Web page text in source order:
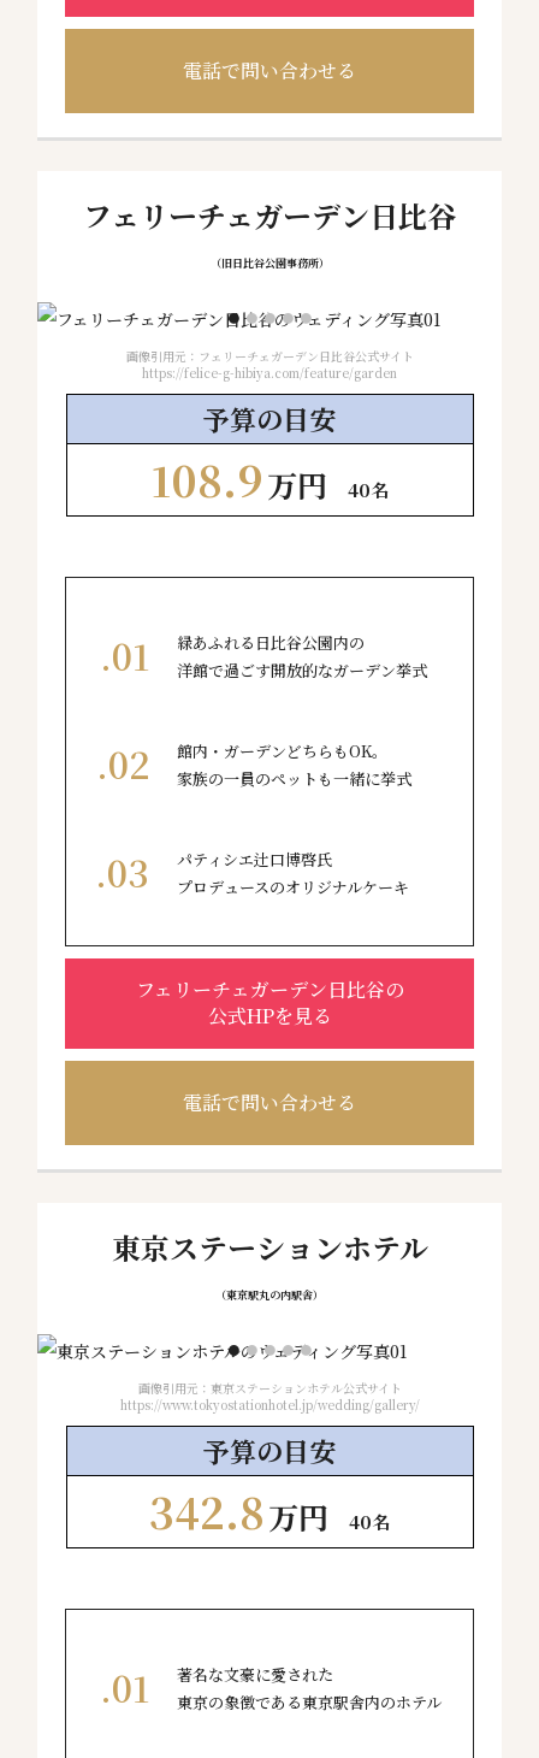
電話で問い合わせる
フェリーチェガーデン日比谷
（旧日比谷公園事務所）
画像引用元：フェリーチェガーデン日比谷公式サイト
https://felice-g-hibiya.com/feature/garden
予算の目安
108.9万円 40名
緑あふれる日比谷公園内の
洋館で過ごす開放的なガーデン挙式
館内・ガーデンどちらもOK。
家族の一員のペットも一緒に挙式
パティシエ辻口博啓氏
プロデュースのオリジナルケーキ
フェリーチェガーデン日比谷の
公式HPを見る
電話で問い合わせる
東京ステーションホテル
（東京駅丸の内駅舎）
画像引用元：東京ステーションホテル公式サイト
https://www.tokyostationhotel.jp/wedding/gallery/
予算の目安
342.8万円 40名
著名な文豪に愛された
東京の象徴である東京駅舎内のホテル